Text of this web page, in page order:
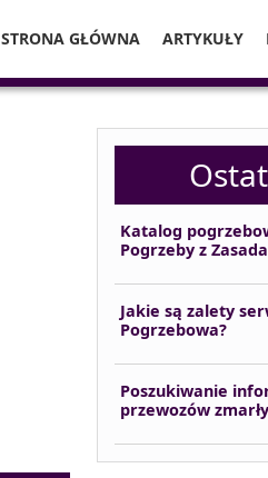
STRONA GŁÓWNA ARTYKUŁY
Katalog
Pogrzeby z
Jakie są zalety
Pogrzebowa?
Poszukiwanie
przewozów